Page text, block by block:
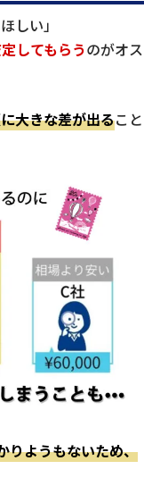
しい」
してもらうのがオス
大きな差が出ること
りようもないため、